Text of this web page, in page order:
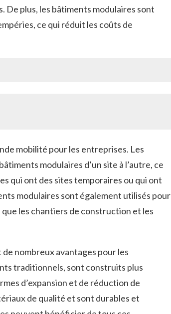
De plus, les bâtiments modulaires sont
ce qui réduit les coûts de
mobilité pour les entreprises. Les
modulaires d’un site à l’autre, ce
qui ont des sites temporaires ou qui ont
modulaires sont également utilisés pour
les chantiers de construction et les
nombreux avantages pour les
traditionnels, sont construits plus
d’expansion et de réduction de
de qualité et sont durables et